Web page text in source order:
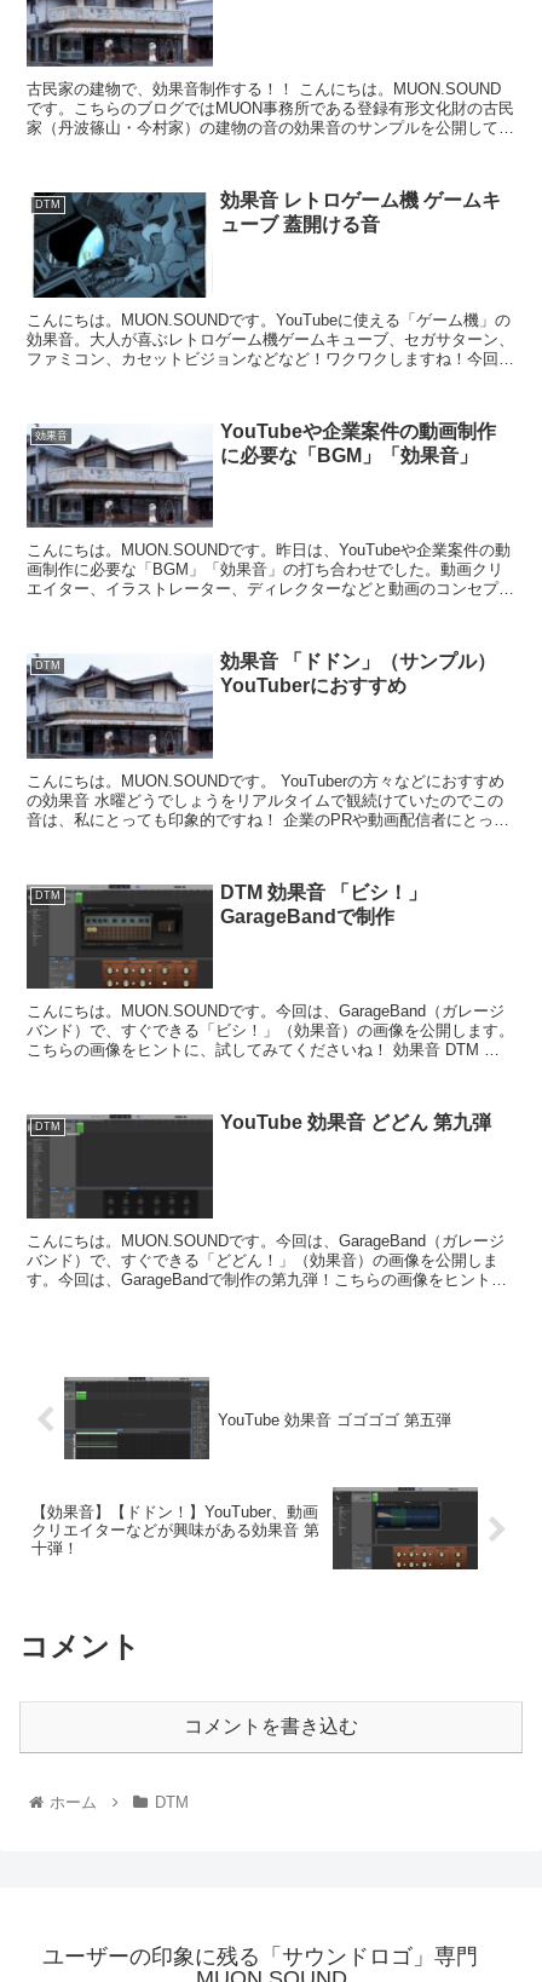
古民家の建物で、効果音制作する！！ こんにちは。MUON.SOUND
です。こちらのブログではMUON事務所である登録有形文化財の古民
家（丹波篠山・今村家）の建物の音の効果音のサンプルを公開してい
DTM
効果音 レトロゲーム機 ゲームキ
ューブ 蓋開ける音
こんにちは。MUON.SOUNDです。YouTubeに使える「ゲーム機」の
効果音。大人が喜ぶレトロゲーム機ゲームキューブ、セガサターン、
ファミコン、カセットビジョンなどなど！ワクワクしますね！今回
効果音
YouTubeや企業案件の動画制作
に必要な「BGM」「効果音」
こんにちは。MUON.SOUNDです。昨日は、YouTubeや企業案件の動
画制作に必要な「BGM」「効果音」の打ち合わせでした。動画クリ
エイター、イラストレーター、ディレクターなどと動画のコンセプ
DTM
効果音 「ドドン」（サンプル）
YouTuberにおすすめ
こんにちは。MUON.SOUNDです。 YouTuberの方々などにおすすめ
の効果音 水曜どうでしょうをリアルタイムで観続けていたのでこの
音は、私にとっても印象的ですね！ 企業のPRや動画配信者にとって
DTM
DTM 効果音 「ビシ！」
GarageBandで制作
こんにちは。MUON.SOUNDです。今回は、GarageBand（ガレージ
バンド）で、すぐできる「ビシ！」（効果音）の画像を公開します。
こちらの画像をヒントに、試してみてくださいね！ 効果音 DTM ビ
DTM YouTube 効果音 どどん 第九弾
こんにちは。MUON.SOUNDです。今回は、GarageBand（ガレージ
バンド）で、すぐできる「どどん！」（効果音）の画像を公開しま
す。今回は、GarageBandで制作の第九弾！こちらの画像をヒント
YouTube 効果音 ゴゴゴゴ 第五弾
【効果音】【ドドン！】YouTuber、動画
クリエイターなどが興味がある効果音 第
十弾！
コメント
コメントを書き込む
ホーム DTM
ユーザーの印象に残る「サウンドロゴ」専門